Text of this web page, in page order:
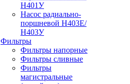
Н401У
Насос радиально-
поршневой Н403Е/
Н403У
Фильтры
Фильтры напорные
Фильтры сливные
Фильтры
магистральные